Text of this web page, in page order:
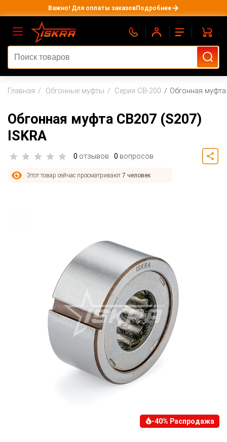
Важно! Для оплаты заказовПодробнее
Главная Обгонные муфты Серия CB-200 Обгонная муфта
Обгонная муфта CB207 (S207)
ISKRA
0 отзывов 0 вопросов
Этот товар сейчас просматривают7 человек
-40% Распродажа